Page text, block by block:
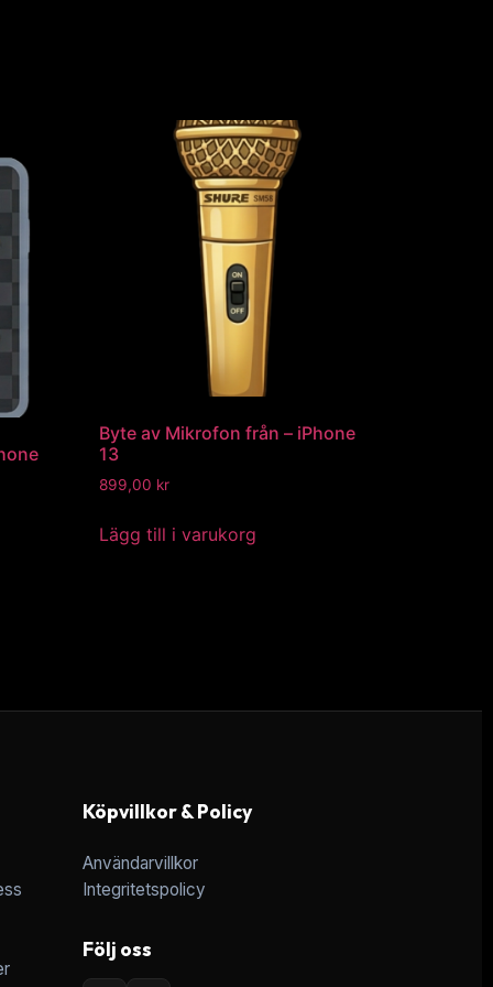
Byte av Mikrofon från – iPhone
13
899,00 kr
Lägg till i varukorg
Köpvillkor & Policy
Användarvillkor
Integritetspolicy
Följ oss